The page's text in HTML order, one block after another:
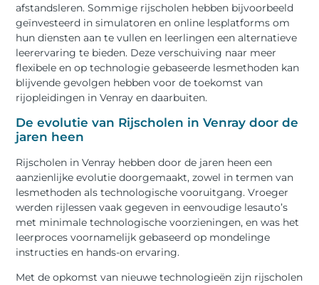
afstandsleren. Sommige rijscholen hebben bijvoorbeeld
geïnvesteerd in simulatoren en online lesplatforms om
hun diensten aan te vullen en leerlingen een alternatieve
leerervaring te bieden. Deze verschuiving naar meer
flexibele en op technologie gebaseerde lesmethoden kan
blijvende gevolgen hebben voor de toekomst van
rijopleidingen in Venray en daarbuiten.
De evolutie van Rijscholen in Venray door de
jaren heen
Rijscholen in Venray hebben door de jaren heen een
aanzienlijke evolutie doorgemaakt, zowel in termen van
lesmethoden als technologische vooruitgang. Vroeger
werden rijlessen vaak gegeven in eenvoudige lesauto’s
met minimale technologische voorzieningen, en was het
leerproces voornamelijk gebaseerd op mondelinge
instructies en hands-on ervaring.
Met de opkomst van nieuwe technologieën zijn rijscholen